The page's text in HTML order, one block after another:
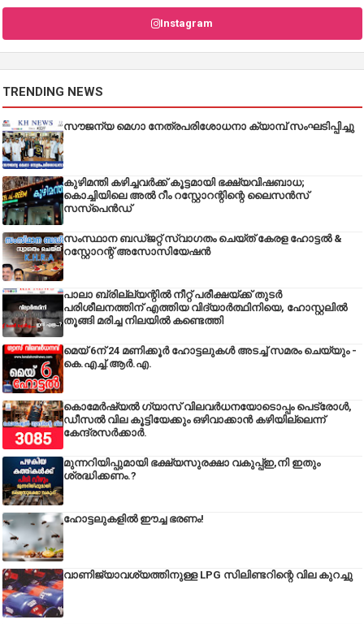
Instagram
TRENDING NEWS
സൗജന്യ മെഗാ നേത്രപരിശോധനാ ക്യാമ്പ് സംഘടിപ്പിച്ചു
കുഴിമന്തി കഴിച്ചവർക്ക് കൂട്ടമായി ഭക്ഷ്യവിഷബാധ;
കൊച്ചിയിലെ അൽ റീം റസ്റ്റോറന്റിന്റെ ലൈസൻസ്
സസ്പെൻഡ്
സംസ്ഥാന ബഡ്‌ജറ്റ് സ്വാഗതം ചെയ്ത് കേരള ഹോട്ടൽ &
റസ്റ്റോറന്റ് അസോസിയേഷൻ
പാലാ ബ്രില്ല്യന്റിൽ നീറ്റ് പരീക്ഷയ്ക്ക് തുടർ
പരിശീലനത്തിന് എത്തിയ വിദ്യാർത്ഥിനിയെ, ഹോസ്റ്റലിൽ
തൂങ്ങി മരിച്ച നിലയിൽ കണ്ടെത്തി
മെയ് 6ന് 24 മണിക്കൂർ ഹോട്ടലുകൾ അടച്ച് സമരം ചെയ്യും -
കെ.എച്ച്.ആർ.എ.
കൊമേർഷ്യൽ ഗ്യാസ് വിലവർധനയോടൊപ്പം പെട്രോൾ,
ഡീസല്‍ വില കൂട്ടിയേക്കും ഒഴിവാക്കാന്‍ കഴിയില്ലെന്ന്
കേന്ദ്രസര്‍ക്കാര്‍.
മുന്നറിയിപ്പുമായി ഭക്ഷ്യസുരക്ഷാ വകുപ്പ്ഇ,നി ഇതും
ശ്രദ്ധിക്കണം.?
ഹോട്ടലുകളിൽ ഈച്ച ഭരണം!
വാണിജ്യാവശ്യത്തിനുള്ള LPG സിലിണ്ടറിന്റെ വില കുറച്ചു